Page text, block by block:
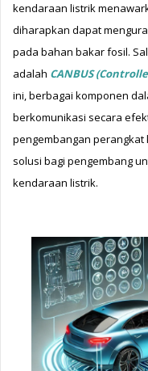
kendaraan listrik
diharapkan dapat
pada bahan bakar fosil.
adalah CANBUS
ini, berbagai komponen
berkomunikasi secara
pengembangan
solusi bagi pengembang
kendaraan listrik.